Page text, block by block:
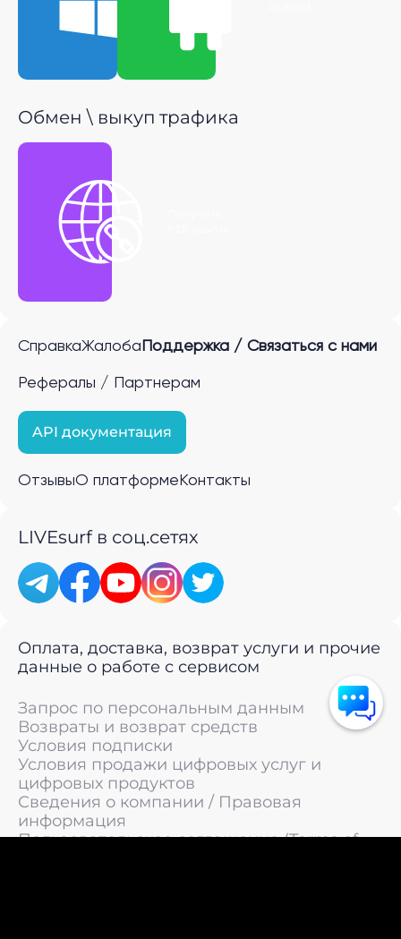
Обмен \ выкуп трафика
СправкаЖалоба Поддержка / Связаться с нами
Рефералы / Партнерам
API документация
ОтзывыО платформе Контакты
LIVEsurf в соц.сетях
Оплата, доставка, возврат услуги и прочие
данные о работе с сервисом
Запрос по персональным данным
Возвраты и возврат средств
Условия подписки
Условия продажи цифровых услуг и
цифровых продуктов
Сведения о компании / Правовая
информация
Пользовательское соглашение (Terms of